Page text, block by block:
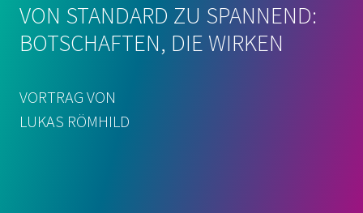
VON STANDARD ZU SPANNEND:
BOTSCHAFTEN, DIE WIRKEN
VORTRAG VON
LUKAS RÖMHILD